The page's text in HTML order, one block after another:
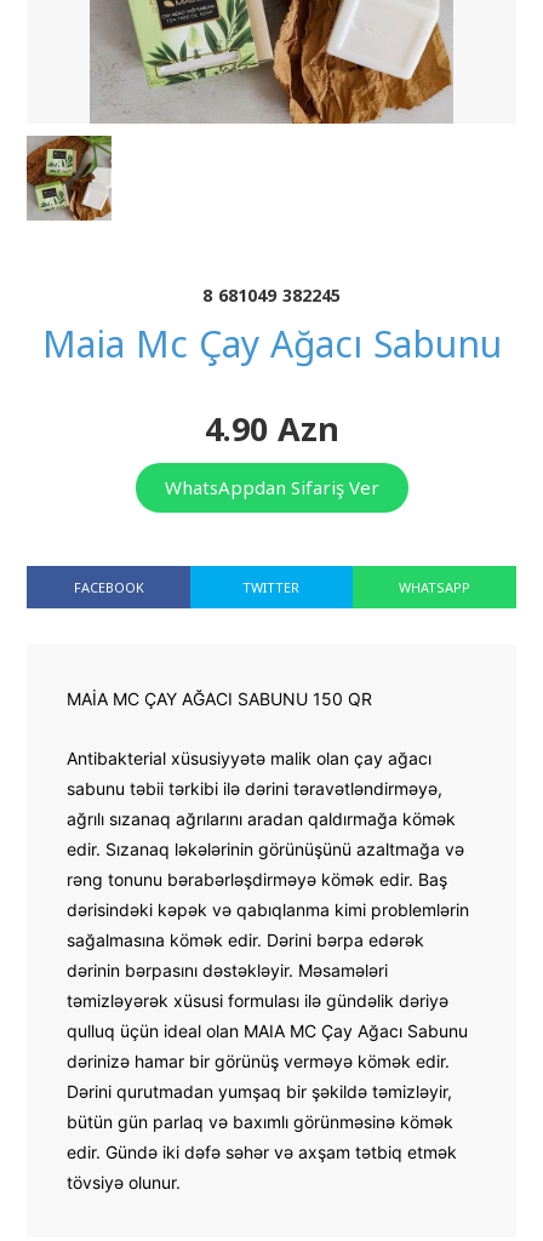
8 681049 382245
Maia Mc Çay Ağacı Sabunu
4.90 Azn
WhatsAppdan Sifariş Ver
FACEBOOK TWITTER WHATSAPP
MAİA MC ÇAY AĞACI SABUNU 150 QR
Antibakterial xüsusiyyətə malik olan çay ağacı
sabunu təbii tərkibi ilə dərini təravətləndirməyə,
ağrılı sızanaq ağrılarını aradan qaldırmağa kömək
edir. Sızanaq ləkələrinin görünüşünü azaltmağa və
rəng tonunu bərabərləşdirməyə kömək edir. Baş
dərisindəki kəpək və qabıqlanma kimi problemlərin
sağalmasına kömək edir. Dərini bərpa edərək
dərinin bərpasını dəstəkləyir. Məsamələri
təmizləyərək xüsusi formulası ilə gündəlik dəriyə
qulluq üçün ideal olan MAIA MC Çay Ağacı Sabunu
dərinizə hamar bir görünüş verməyə kömək edir.
Dərini qurutmadan yumşaq bir şəkildə təmizləyir,
bütün gün parlaq və baxımlı görünməsinə kömək
edir. Gündə iki dəfə səhər və axşam tətbiq etmək
tövsiyə olunur.